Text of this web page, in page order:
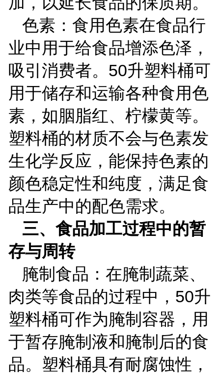
色素：食用色素在食品行
业中用于给食品增添色泽，
吸引消费者。 50升塑料桶可
用于储存和运输各种食用色
素，如胭脂红、柠檬黄等。
塑料桶的材质不会与色素发
生化学反应，能保持色素的
颜色稳定性和纯度，满足食
品生产中的配色需求。
三、食品加工过程中的暂
存与周转
腌制食品：在腌制蔬菜、
肉类等食品的过程中， 50升
塑料桶可作为腌制容器，用
于暂存腌制液和腌制后的食
品。塑料桶具有耐腐蚀性，